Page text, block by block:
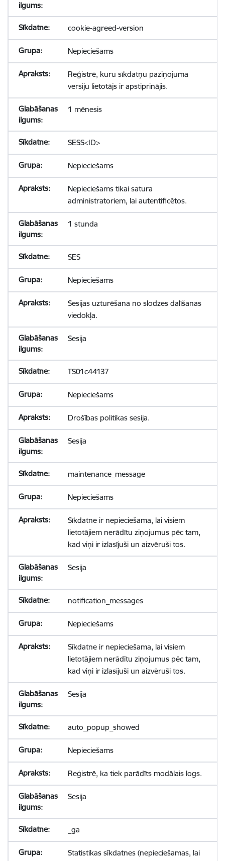
cookie-agreed-version
Nepieciešams
Reģistrē, kuru sīkdatņu paziņojuma
versiju lietotājs ir apstiprinājis.
1 mēnesis
SESS<ID>
Nepieciešams
Nepieciešams tikai satura
administratoriem, lai autentificētos.
1 stunda
SES
Nepieciešams
Sesijas uzturēšana no slodzes dalīšanas
viedokļa.
Sesija
TS01c44137
Nepieciešams
Drošības politikas sesija.
Sesija
maintenance_message
Nepieciešams
Sīkdatne ir nepieciešama, lai visiem
lietotājiem nerādītu ziņojumus pēc tam,
kad viņi ir izlasījuši un aizvēruši tos.
Sesija
notification_messages
Nepieciešams
Sīkdatne ir nepieciešama, lai visiem
lietotājiem nerādītu ziņojumus pēc tam,
kad viņi ir izlasījuši un aizvēruši tos.
Sesija
auto_popup_showed
Nepieciešams
Reģistrē, ka tiek parādīts modālais logs.
Sesija
_ga
Statistikas sīkdatnes (nepieciešamas, lai